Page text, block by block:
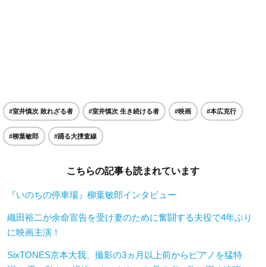
#室井慎次 敗れざる者 #室井慎次 生き続ける者 #映画 #本広克行
#柳葉敏郎 #踊る大捜査線
こちらの記事も読まれています
『いのちの停車場』柳葉敏郎インタビュー
織田裕二が余命宣告を受け妻のために奮闘する夫役で4年ぶり
に映画主演！
SixTONES京本大我、撮影の3ヵ月以上前からピアノを猛特